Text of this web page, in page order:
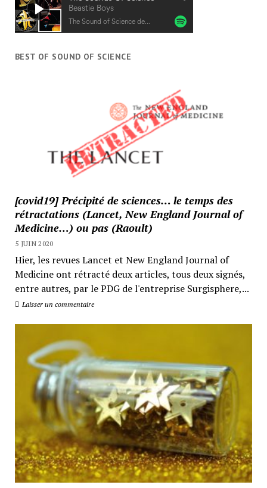
BEST OF SOUND OF SCIENCE
[covid19] Précipité de sciences… le temps des
rétractations (Lancet, New England Journal of
Medicine…) ou pas (Raoult)
5 JUIN 2020
Hier, les revues Lancet et New England Journal of
Medicine ont rétracté deux articles, tous deux signés,
entre autres, par le PDG de l'entreprise Surgisphere,...
Laisser un commentaire